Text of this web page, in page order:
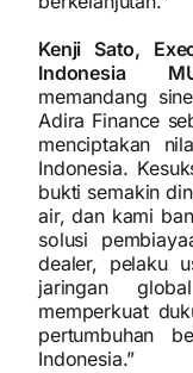
Kenji Sato,
Indonesia
memandang
Adira Finance
menciptakan
Indonesia.
bukti semakin
air, dan kami
solusi
dealer, pelaku
jaringan
memperkuat
pertumbuhan
Indonesia.”